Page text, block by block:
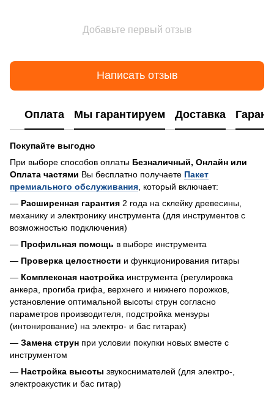
Добавьте первый отзыв
Написать отзыв
Оплата Мы гарантируем Доставка
Покупайте выгодно
При выборе способов оплаты Безналичный, Онлайн или
Оплата частями Вы бесплатно получаете Пакет
премиального обслуживания , который включает:
— Расширенная гарантия 2 года на склейку древесины,
механику и электронику инструмента (для инструментов с
возможностью подключения)
— Профильная помощь в выборе инструмента
— Проверка целостности и функционирования гитары
— Комплексная настройка инструмента (регулировка
анкера, прогиба грифа, верхнего и нижнего порожков,
установление оптимальной высоты струн согласно
параметров производителя, подстройка мензуры
(интонирование) на электро- и бас гитарах)
— Замена струн при условии покупки новых вместе с
инструментом
— Настройка высоты звукоснимателей (для электро-,
электроакустик и бас гитар)